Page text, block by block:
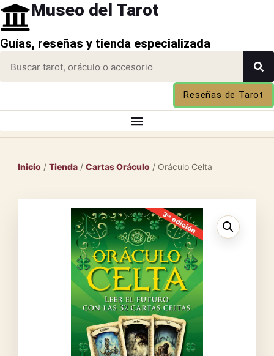
Museo del Tarot
Guías, reseñas y tienda especializada
Reseñas de Tarot
Inicio / Tienda / Cartas Oráculo / Oráculo Celta